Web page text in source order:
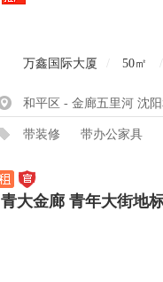
万鑫国际大厦 / 50㎡ /
和平区 - 金廊五里河 沈
带装修 带办公家具
青大金廊 青年大街地